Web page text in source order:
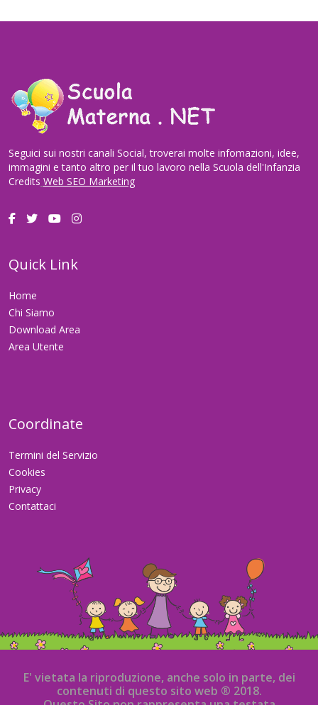
Seguici sui nostri canali Social, troverai molte infomazioni, idee,
immagini e tanto altro per il tuo lavoro nella Scuola dell'Infanzia
Credits Web SEO Marketing
Quick Link
Home
Chi Siamo
Download Area
Area Utente
Coordinate
Termini del Servizio
Cookies
Privacy
Contattaci
E' vietata la riproduzione, anche solo in parte, dei
contenuti di questo sito web ® 2018.